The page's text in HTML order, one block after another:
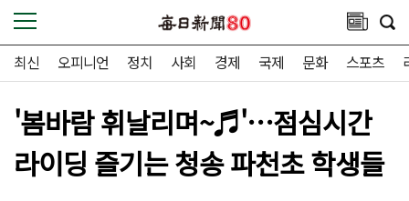
최신 오피니언 정치 사회 경제 국제 문화 스포츠
'봄바람 휘날리며~♬'…점심시간
라이딩 즐기는 청송 파천초 학생들